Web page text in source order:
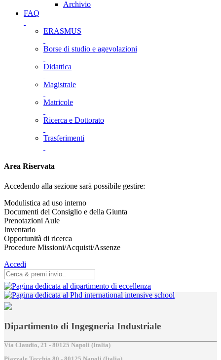
Archivio
FAQ
ERASMUS
Borse di studio e agevolazioni
Didattica
Magistrale
Matricole
Ricerca e Dottorato
Trasferimenti
Area Riservata
Accedendo alla sezione sarà possibile gestire:
Modulistica ad uso interno
Documenti del Consiglio e della Giunta
Prenotazioni Aule
Inventario
Opportunità di ricerca
Procedure Missioni/Acquisti/Assenze
Accedi
Dipartimento di Ingegneria Industriale
Via Claudio, 21 - 80125 Napoli (Italia)